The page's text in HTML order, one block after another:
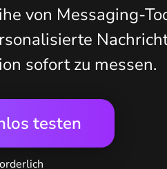
von Messaging-
sofort zu messen.
testen